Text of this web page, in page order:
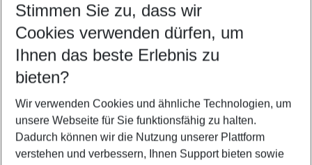
Abflughafen wählen
Beliebiger Abflughafen
Reisezeitraum wählen
09.08.26– 07.08.27 5-8 Nächte
2 Erwachsene Keine Kinder
Mehr Filter anzeigen
Stimmen Sie zu, dass wir
Cookies verwenden dürfen, um
Ihnen das beste Erlebnis zu
bieten?
Wir verwenden Cookies und ähnliche Technologien, um
unsere Webseite für Sie funktionsfähig zu halten.
Dadurch können wir die Nutzung unserer Plattform
verstehen und verbessern, Ihnen Support bieten sowie